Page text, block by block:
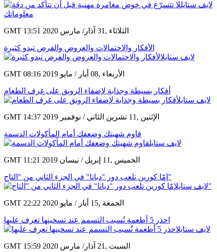
GMT 13:51 2020 الثلاثاء ,31 آذار/ مارس
الأفكار والاحتمالات والعروض والفرص تبدو كثيرة
GMT 08:16 2019 الأربعاء ,08 أيار / مايو
أفكار بسيطة وجذابة لإضفاء الرونق على غرف الطعام
GMT 14:37 2019 الإثنين ,11 تشرين الثاني / نوفمبر
قاوم شهيتك وضعفك أمام المأكولات الدسمة
GMT 11:21 2019 الخميس ,11 إبريل / نيسان
إمّا كورين تلعب دور "ديانا" في الجزء الثاني من "التاج"
GMT 22:22 2020 الجمعة ,15 أيار / مايو
احذر 5 أطعمة تُسبب التسمم عند تسخينها تعرف عليها
GMT 15:59 2020 السبت ,21 آذار/ مارس